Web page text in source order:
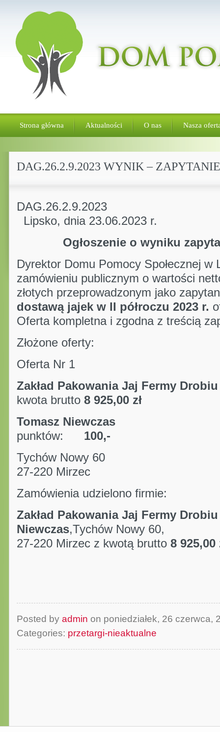
Strona główna Aktualności O nas Nasza
DAG.26.2.9.2023 WYNIK –
Lipsko, dnia 23.06.2023 r.
Ogłoszenie o wyniku
Dyrektor Domu Pomocy Społecznej w
zamówieniu publicznym o wartości
złotych przeprowadzonym jako
dostawą jajek w II półroczu 2023 r.
Oferta kompletna i zgodna z treścią
Złożone oferty:
Oferta Nr 1
Zakład Pakowania Jaj Fermy
kwota brutto 8 925,00 zł
Tomasz Niewczas
punktów: 100,-
Tychów Nowy 60
27-220 Mirzec
Zamówienia udzielono firmie:
Zakład Pakowania Jaj Fermy
Niewczas,Tychów Nowy 60,
27-220 Mirzec z kwotą brutto 8 925,00
Posted by admin on poniedziałek, 26 czerwca,
Categories: przetargi-nieaktualne